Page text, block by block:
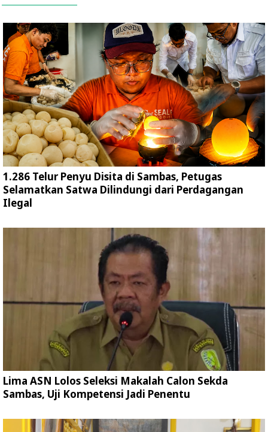
1.286 Telur Penyu Disita di Sambas, Petugas
Selamatkan Satwa Dilindungi dari Perdagangan
Ilegal
Lima ASN Lolos Seleksi Makalah Calon Sekda
Sambas, Uji Kompetensi Jadi Penentu